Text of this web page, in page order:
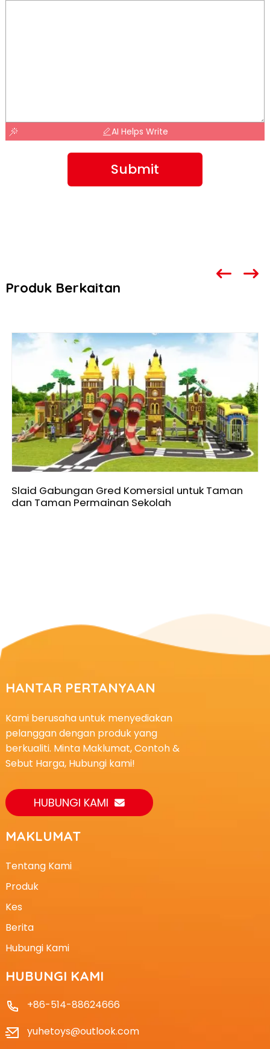
AI Helps Write
Submit
Produk Berkaitan
Slaid Gabungan Gred Komersial untuk Taman
dan Taman Permainan Sekolah
HANTAR PERTANYAAN
Kami berusaha untuk menyediakan
pelanggan dengan produk yang
berkualiti. Minta Maklumat, Contoh &
Sebut Harga, Hubungi kami!
HUBUNGI KAMI
MAKLUMAT
Tentang Kami
Produk
Kes
Berita
Hubungi Kami
HUBUNGI KAMI
+86-514-88624666
yuhetoys@outlook.com